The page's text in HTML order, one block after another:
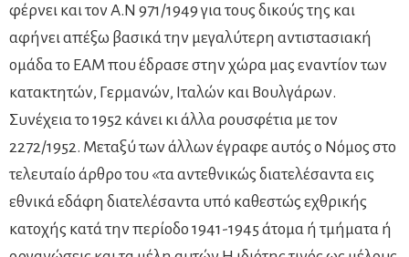
φέρνει και τον Α.Ν 971/1949 για τους δικούς της και
αφήνει απέξω βασικά την μεγαλύτερη αντιστασιακή
ομάδα το ΕΑΜ που έδρασε στην χώρα μας εναντίον των
κατακτητών, Γερμανών, Ιταλών και Βουλγάρων.
Συνέχεια το 1952 κάνει κι άλλα ρουσφέτια με τον
2272/1952. Μεταξύ των άλλων έγραφε αυτός ο Νόμος στο
τελευταίο άρθρο του «τα αντεθνικώς διατελέσαντα εις
εθνικά εδάφη διατελέσαντα υπό καθεστώς εχθρικής
κατοχής κατά την περίοδο 1941-1945 άτομα ή τμήματα ή